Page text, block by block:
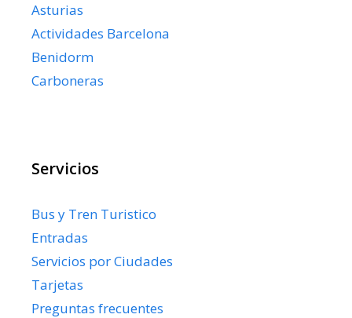
Asturias
Actividades Barcelona
Benidorm
Carboneras
Servicios
Bus y Tren Turistico
Entradas
Servicios por Ciudades
Tarjetas
Preguntas frecuentes